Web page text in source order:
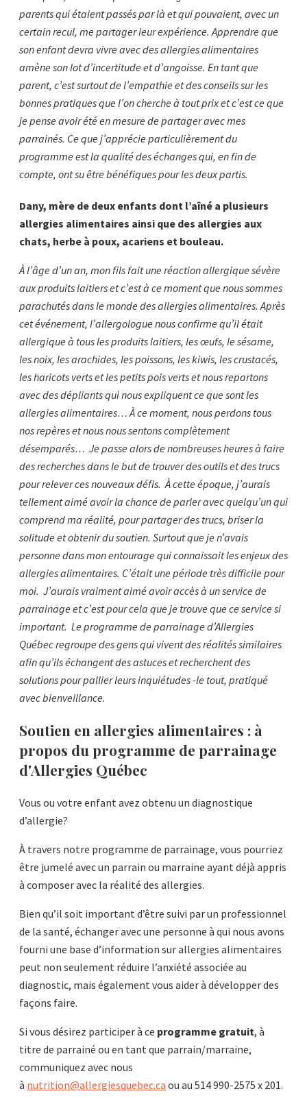
parents qui étaient passés par là et qui pouvaient, avec un
certain recul, me partager leur expérience. Apprendre que
son enfant devra vivre avec des allergies alimentaires
amène son lot d’incertitude et d’angoisse. En tant que
parent, c’est surtout de l’empathie et des conseils sur les
bonnes pratiques que l’on cherche à tout prix et c’est ce que
je pense avoir été en mesure de partager avec mes
parrainés. Ce que j’apprécie particulièrement du
programme est la qualité des échanges qui, en fin de
compte, ont su être bénéfiques pour les deux partis.
Dany, mère de deux enfants dont l’aîné a plusieurs
allergies alimentaires ainsi que des allergies aux
chats, herbe à poux, acariens et bouleau.
À l’âge d’un an, mon fils fait une réaction allergique sévère
aux produits laitiers et c’est à ce moment que nous sommes
parachutés dans le monde des allergies alimentaires. Après
cet événement, l’allergologue nous confirme qu’il était
allergique à tous les produits laitiers, les œufs, le sésame,
les noix, les arachides, les poissons, les kiwis, les crustacés,
les haricots verts et les petits pois verts et nous repartons
avec des dépliants qui nous expliquent ce que sont les
allergies alimentaires… À ce moment, nous perdons tous
nos repères et nous nous sentons complètement
désemparés… Je passe alors de nombreuses heures à faire
des recherches dans le but de trouver des outils et des trucs
pour relever ces nouveaux défis. À cette époque, j’aurais
tellement aimé avoir la chance de parler avec quelqu’un qui
comprend ma réalité, pour partager des trucs, briser la
solitude et obtenir du soutien. Surtout que je n’avais
personne dans mon entourage qui connaissait les enjeux des
allergies alimentaires. C’était une période très difficile pour
moi. J’aurais vraiment aimé avoir accès à un service de
parrainage et c’est pour cela que je trouve que ce service si
important. Le programme de parrainage d’Allergies
Québec regroupe des gens qui vivent des réalités similaires
afin qu’ils échangent des astuces et recherchent des
solutions pour pallier leurs inquiétudes -le tout, pratiqué
avec bienveillance.
Soutien en allergies alimentaires : à
propos du programme de parrainage
d'Allergies Québec
Vous ou votre enfant avez obtenu un diagnostique
d’allergie?
À travers notre programme de parrainage, vous pourriez
être jumelé avec un parrain ou marraine ayant déjà appris
à composer avec la réalité des allergies.
Bien qu’il soit important d’être suivi par un professionnel
de la santé, échanger avec une personne à qui nous avons
fourni une base d’information sur allergies alimentaires
peut non seulement réduire l’anxiété associée au
diagnostic, mais également vous aider à développer des
façons faire.
Si vous désirez participer à ce programme gratuit, à
titre de parrainé ou en tant que parrain/marraine,
communiquez avec nous
à nutrition@allergiesquebec.ca ou au 514 990-2575 x 201.